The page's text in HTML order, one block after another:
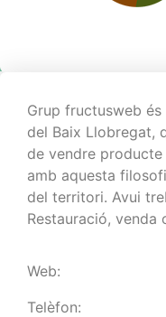
Grup fructusweb
del Baix Llobregat,
de vendre
amb aquesta
del territori. Avui
Restauració, venda
Web:
Telèfon: